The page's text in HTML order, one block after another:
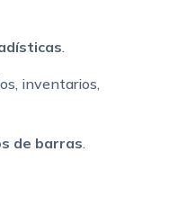
.
inventarios,
de barras.